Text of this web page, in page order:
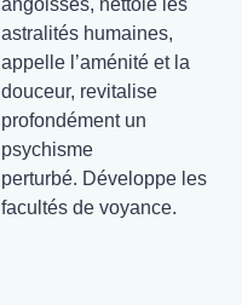
angoisses, nettoie les
astralités humaines,
appelle l’aménité et la
douceur, revitalise
profondément un
psychisme
perturbé. Développe les
facultés de voyance.